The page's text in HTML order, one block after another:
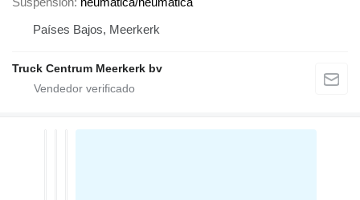
Países Bajos, Meerkerk
Truck Centrum Meerkerk bv